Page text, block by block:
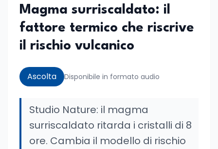
Magma surriscaldato: il
fattore termico che riscrive
il rischio vulcanico
Ascolta Disponibile in formato audio
Studio Nature: il magma
surriscaldato ritarda i cristalli di 8
ore. Cambia il modello di rischio